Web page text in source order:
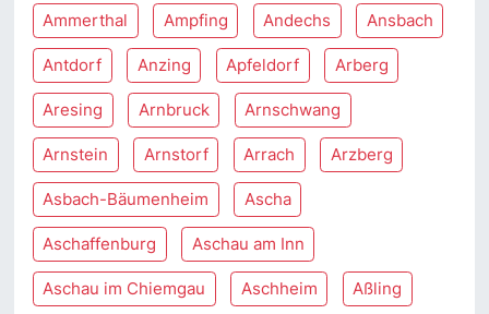
Ammerthal Ampfing Andechs Ansbach
Antdorf Anzing Apfeldorf Arberg
Aresing Arnbruck Arnschwang
Arnstein Arnstorf Arrach Arzberg
Asbach-Bäumenheim Ascha
Aschaffenburg Aschau am Inn
Aschau im Chiemgau Aschheim Aßling